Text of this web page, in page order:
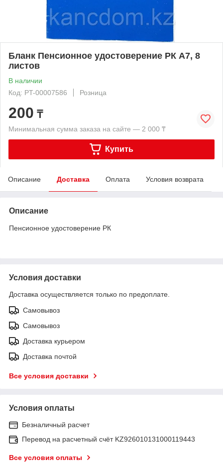
Бланк Пенсионное удостоверение РК А7, 8
листов
В наличии
Код: PT-00007586
Розница
200 ₸
Минимальная сумма заказа на сайте — 2 000 ₸
Купить
Описание Доставка Оплата Условия возврата
Описание
Пенсионное удостоверение РК
Условия доставки
Доставка осуществляется только по предоплате.
Самовывоз
Самовывоз
Доставка курьером
Доставка почтой
Все условия доставки
Условия оплаты
Безналичный расчет
Перевод на расчетный счёт KZ926010131000119443
Все условия оплаты